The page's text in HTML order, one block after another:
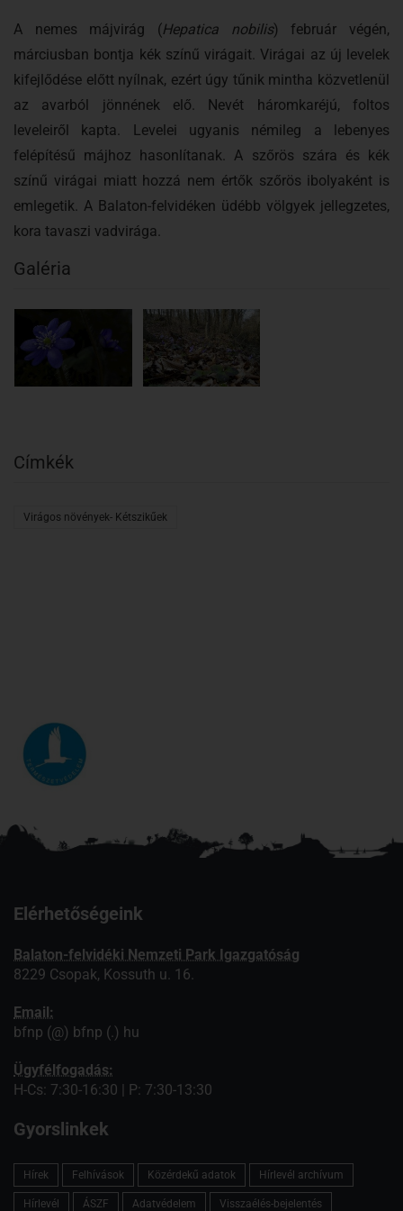
A nemes májvirág (Hepatica nobilis) február végén,
márciusban bontja kék színű virágait. Virágai az új levelek
kifejlődése előtt nyílnak, ezért úgy tűnik mintha közvetlenül
az avarból jönnének elő. Nevét háromkaréjú, foltos
leveleiről kapta. Levelei ugyanis némileg a lebenyes
felépítésű májhoz hasonlítanak. A szőrös szára és kék
színű virágai miatt hozzá nem értők szőrös ibolyaként is
emlegetik. A Balaton-felvidéken üdébb völgyek jellegzetes,
kora tavaszi vadvirága.
Galéria
Címkék
Virágos növények- Kétszikűek
Elérhetőségeink
Balaton-felvidéki Nemzeti Park Igazgatóság
8229 Csopak, Kossuth u. 16.
Email:
bfnp (@) bfnp (.) hu
Ügyfélfogadás:
H-Cs: 7:30-16:30 | P: 7:30-13:30
Gyorslinkek
Hírek Felhívások Közérdekű adatok Hírlevél archívum
Hírlevél ÁSZF Adatvédelem Visszaélés-bejelentés